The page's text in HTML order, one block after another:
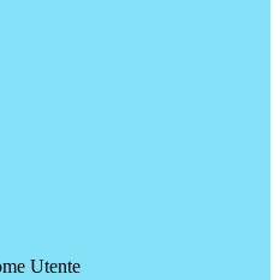
Utente